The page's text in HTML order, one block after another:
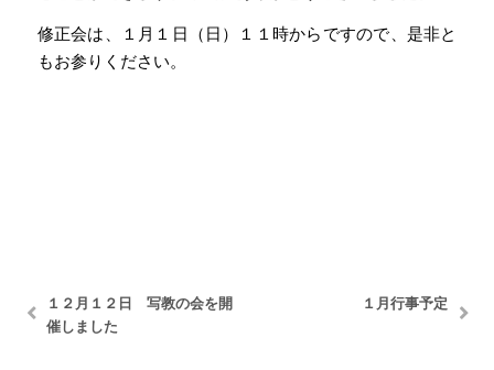
修正会は、１月１日（日）１１時からですので、是非と
もお参りください。
１２月１２日 写教の会を開
催しました
１月行事予定